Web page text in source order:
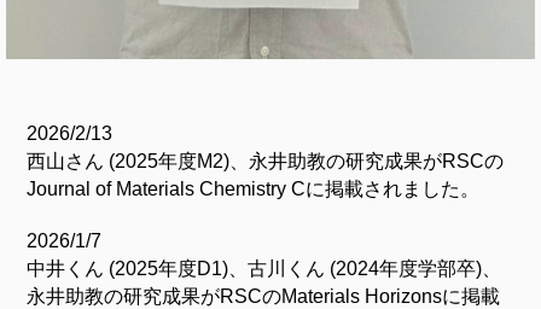
2026/2/13
西山さん (2025年度M2)、永井助教の研究成果がRSCの
Journal of Materials Chemistry Cに掲載されました。
2026/1/7
中井くん (2025年度D1)、古川くん (2024年度学部卒)、
永井助教の研究成果がRSCのMaterials Horizonsに掲載